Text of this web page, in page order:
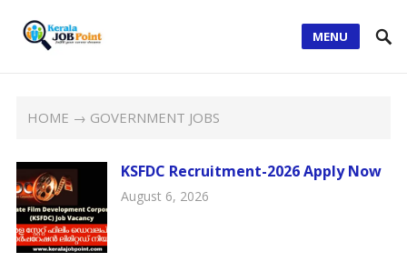
MENU
HOME → GOVERNMENT JOBS
KSFDC Recruitment-2026 Apply Now
August 6, 2026